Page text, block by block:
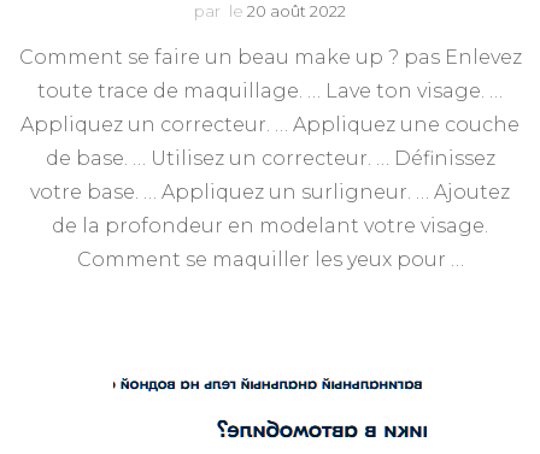
par le 20 août 2022
Comment se faire un beau make up ? pas Enlevez
toute trace de maquillage. … Lave ton visage. …
Appliquez un correcteur. … Appliquez une couche
de base. … Utilisez un correcteur. … Définissez
votre base. … Appliquez un surligneur. … Ajoutez
de la profondeur en modelant votre visage.
Comment se maquiller les yeux pour …